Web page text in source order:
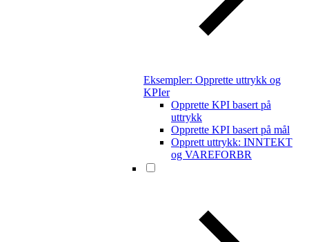
Eksempler: Opprette uttrykk og
KPIer
Opprette KPI basert på
uttrykk
Opprette KPI basert på mål
Opprett uttrykk: INNTEKT
og VAREFORBR